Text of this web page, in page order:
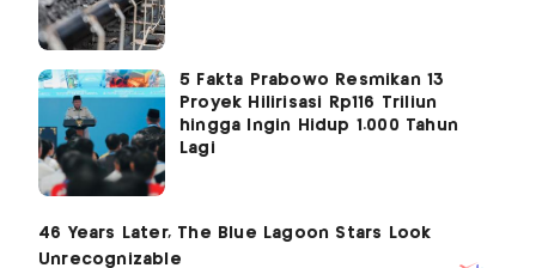
5 Fakta Prabowo Resmikan 13
Proyek Hilirisasi Rp116 Triliun
hingga Ingin Hidup 1.000 Tahun
Lagi